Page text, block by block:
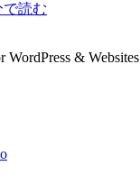
で読む
WordPress & Websites